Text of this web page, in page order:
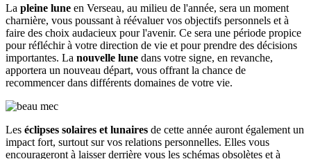
La pleine lune en Verseau, au milieu de l'année, sera un moment
charnière, vous poussant à réévaluer vos objectifs personnels et à
faire des choix audacieux pour l'avenir. Ce sera une période propice
pour réfléchir à votre direction de vie et pour prendre des décisions
importantes. La nouvelle lune dans votre signe, en revanche,
apportera un nouveau départ, vous offrant la chance de
recommencer dans différents domaines de votre vie.
Les éclipses solaires et lunaires de cette année auront également un
impact fort, surtout sur vos relations personnelles. Elles vous
encourageront à laisser derrière vous les schémas obsolètes et à